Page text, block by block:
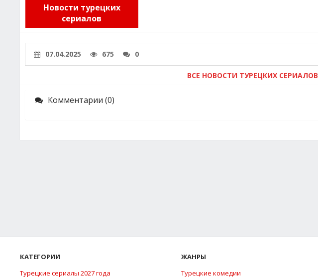
Новости турецких
сериалов
07.04.2025 675 0
ВСЕ НОВОСТИ ТУРЕЦКИХ СЕРИАЛОВ
Комментарии (0)
КАТЕГОРИИ
Турецкие сериалы 2027 года
ЖАНРЫ
Турецкие комедии